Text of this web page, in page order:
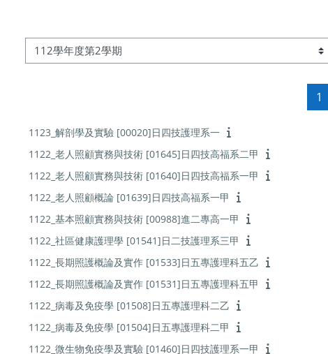
課程類別
1
1123_解剖學及實驗 [00020]日四技護理系一
1122_老人照顧實務與技術 [01645]日四技高福系二甲
1122_老人照顧實務與技術 [01640]日四技高福系一甲
1122_老人照顧概論 [01639]日四技高福系一甲
1122_基本照顧實務與技術 [00988]進二專高一甲
1122_社區健康護理學 [01541]日二技護理系三甲
1122_長期照護概論及實作 [01533]日五專護理科五乙
1122_長期照護概論及實作 [01531]日五專護理科五甲
1122_病毒及免疫學 [01508]日五專護理科二乙
1122_病毒及免疫學 [01504]日五專護理科二甲
1122_微生物免疫學及實驗 [01460]日四技護理系一甲